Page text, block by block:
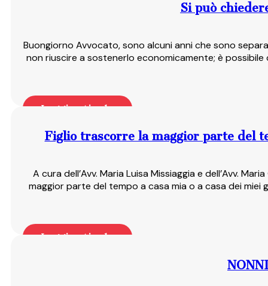
Si può
Buongiorno Avvocato, sono alcuni anni che sono
non riuscire a sostenerlo economicamente; è
Leggi articolo
Figlio trascorre la maggior parte del
A cura dell’Avv. Maria Luisa Missiaggia e dell’Avv.
maggior parte del tempo a casa mia o a casa dei miei
Leggi articolo